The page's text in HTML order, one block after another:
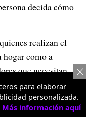
decida cómo
realizan el
hogar como a
que necesitan
y
para elaborar
personalizada.
Más información aquí